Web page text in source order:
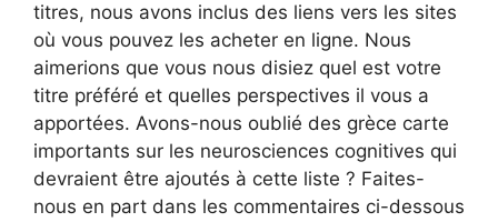
titres, nous avons inclus des liens vers les sites
où vous pouvez les acheter en ligne. Nous
aimerions que vous nous disiez quel est votre
titre préféré et quelles perspectives il vous a
apportées. Avons-nous oublié des grèce carte
importants sur les neurosciences cognitives qui
devraient être ajoutés à cette liste ? Faites-
nous en part dans les commentaires ci-dessous